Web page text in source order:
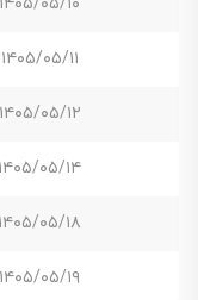
۱۴۰۵/۰۵/۱۱
۱۴۰۵/۰۵/۱۲
۱۴۰۵/۰۵/۱۴
۱۴۰۵/۰۵/۱۸
۱۴۰۵/۰۵/۱۹